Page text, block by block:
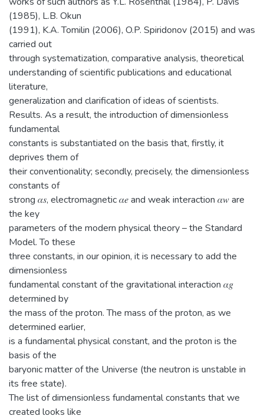
(1985), L.B. Okun
(1991), K.A. Tomilin (2006), O.P. Spiridonov (2015) and was
carried out
through systematization, comparative analysis, theoretical
understanding of scientific publications and educational
literature,
generalization and clarification of ideas of scientists.
Results. As a result, the introduction of dimensionless
fundamental
constants is substantiated on the basis that, firstly, it
deprives them of
their conventionality; secondly, precisely, the dimensionless
constants of
strong 𝛼𝑠, electromagnetic 𝛼𝑒 and weak interaction 𝛼𝑤 are
the key
parameters of the modern physical theory – the Standard
Model. To these
three constants, in our opinion, it is necessary to add the
dimensionless
fundamental constant of the gravitational interaction 𝛼𝑔
determined by
the mass of the proton. The mass of the proton, as we
determined earlier,
is a fundamental physical constant, and the proton is the
basis of the
baryonic matter of the Universe (the neutron is unstable in
its free state).
The list of dimensionless fundamental constants that we
created looks like